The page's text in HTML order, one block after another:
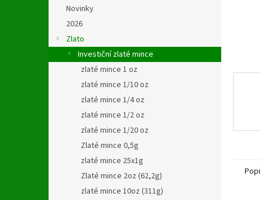
Novinky
2026
Zlato
Investiční zlaté mince
zlaté mince 1 oz
zlaté mince 1/10 oz
zlaté mince 1/4 oz
zlaté mince 1/2 oz
zlaté mince 1/20 oz
Zlaté mince 0,5g
zlaté mince 25x1g
Zlaté mince 2oz (62,2g)
zlaté mince 10oz (311g)